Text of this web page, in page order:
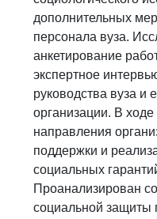
дополнительных
персонала вуза.
анкетирование
экспертное
руководства вуза и
организации. В
направления
поддержки и
социальных
Проанализирован
социальной защиты